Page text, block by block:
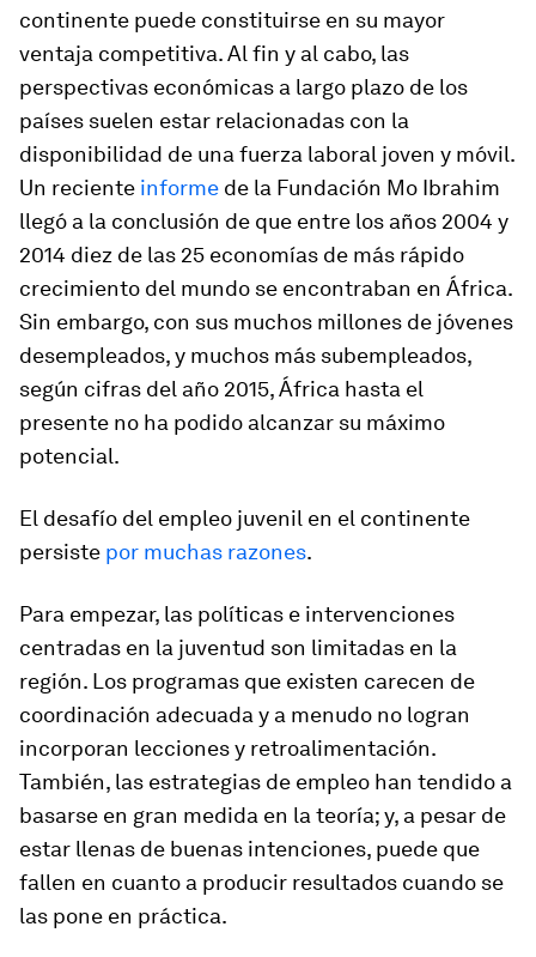
continente puede constituirse en su mayor
ventaja competitiva. Al fin y al cabo, las
perspectivas económicas a largo plazo de los
países suelen estar relacionadas con la
disponibilidad de una fuerza laboral joven y móvil.
Un reciente informe de la Fundación Mo Ibrahim
llegó a la conclusión de que entre los años 2004 y
2014 diez de las 25 economías de más rápido
crecimiento del mundo se encontraban en África.
Sin embargo, con sus muchos millones de jóvenes
desempleados, y muchos más subempleados,
según cifras del año 2015, África hasta el
presente no ha podido alcanzar su máximo
potencial.
El desafío del empleo juvenil en el continente
persiste por muchas razones.
Para empezar, las políticas e intervenciones
centradas en la juventud son limitadas en la
región. Los programas que existen carecen de
coordinación adecuada y a menudo no logran
incorporan lecciones y retroalimentación.
También, las estrategias de empleo han tendido a
basarse en gran medida en la teoría; y, a pesar de
estar llenas de buenas intenciones, puede que
fallen en cuanto a producir resultados cuando se
las pone en práctica.